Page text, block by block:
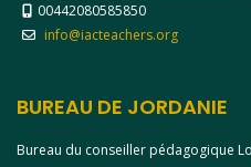
00442080585850
info@iacteachers.org
BUREAU DE JORDANIE
Bureau du conseiller pédagogique